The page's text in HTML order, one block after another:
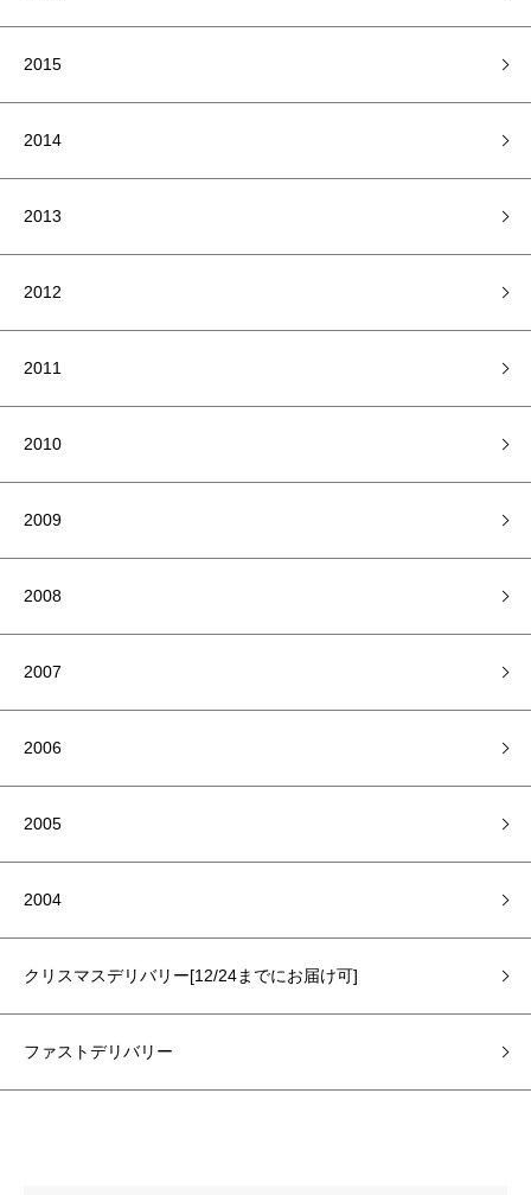
2015
2014
2013
2012
2011
2010
2009
2008
2007
2006
2005
2004
クリスマスデリバリー[12/24までにお届け可]
ファストデリバリー